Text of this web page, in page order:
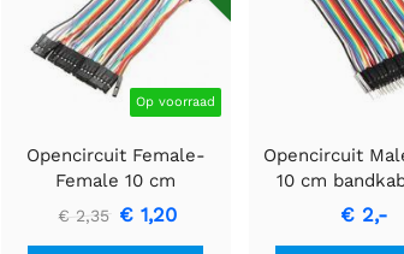
Op voorraad
Opencircuit Female-
Female 10 cm
bandkabel 40 stuks
€ 2,35 € 1,20
Opencircuit
10 cm
stuks
€ 2,-